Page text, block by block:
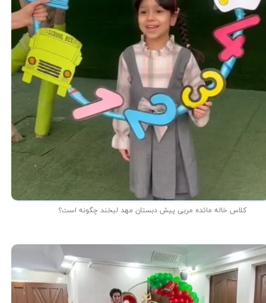
کلاس خاله مائده مربی پیش دبستان مهد لبخند چگونه است؟